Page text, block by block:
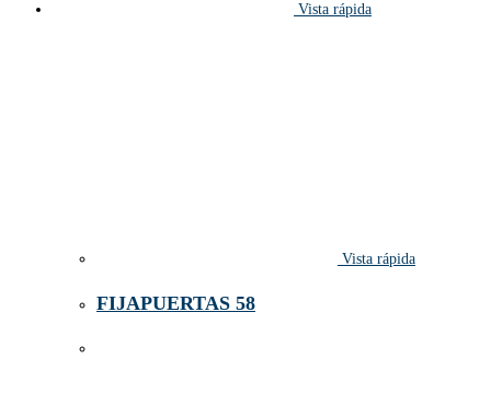
Vista rápida
Vista rápida
FIJAPUERTAS 58